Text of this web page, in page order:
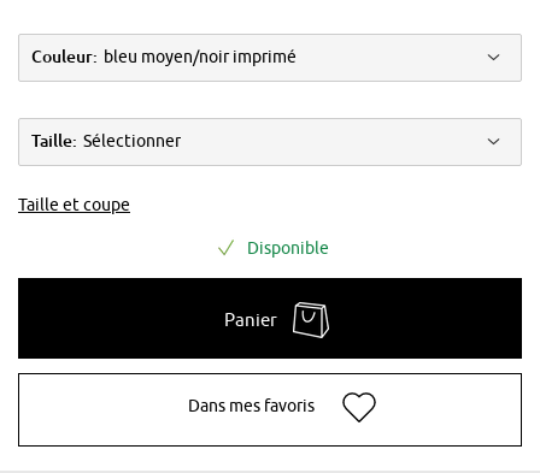
Couleur: bleu moyen/noir imprimé
Taille: Sélectionner
Taille et coupe
Disponible
Panier
Dans mes favoris